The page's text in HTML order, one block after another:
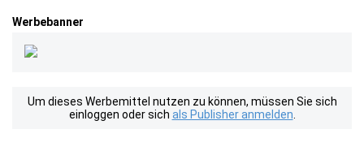
Werbebanner
Um dieses Werbemittel nutzen zu können, müssen Sie sich
einloggen oder sich als Publisher anmelden